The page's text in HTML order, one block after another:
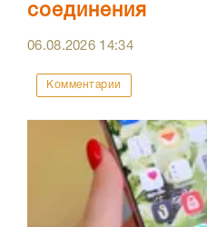
соединения
06.08.2026 14:34
Комментарии